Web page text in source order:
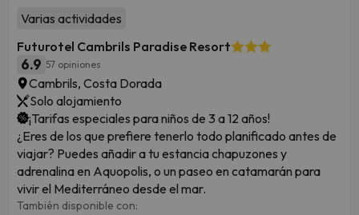
Varias actividades
Futurotel Cambrils Paradise Resort
6.9 57 opiniones
Cambrils, Costa Dorada
Solo alojamiento
¡Tarifas especiales para niños de 3 a 12 años!
¿Eres de los que prefiere tenerlo todo planificado antes de
viajar? Puedes añadir a tu estancia chapuzones y
adrenalina en Aquopolis, o un paseo en catamarán para
vivir el Mediterráneo desde el mar.
También disponible con: